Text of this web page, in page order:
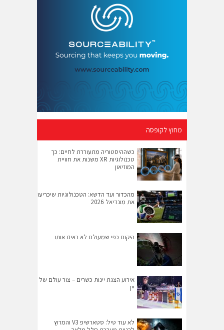
מחוץ לקופסה
כשההיסטוריה מתעוררת לחיים: כך
טכנולוגיות XR משנות את חוויית
המוזיאון
מהכדור ועד הדשא: הטכנולוגיות שיכריעו
את מונדיאל 2026
היקום כפי שמעולם לא ראינו אותו
אירוע הצגת יינות כשרים – צור עולם של
יין
לא עוד טיל: סטארשיפ V3 והמרוץ